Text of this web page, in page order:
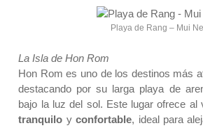
Playa de Rang – Mui Ne
La Isla de Hon Rom
Hon Rom es uno de los destinos más
destacando por su larga playa de
bajo la luz del sol. Este lugar ofrece al
tranquilo yconfortable, ideal para